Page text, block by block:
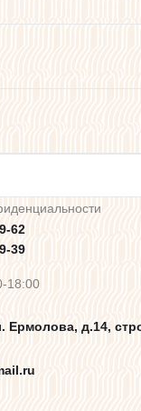
цветопередаче
соглашение
62
39
18:00
Ермолова, д.14,